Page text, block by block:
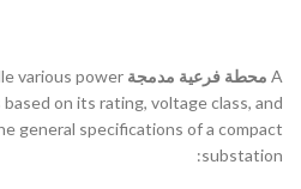
A محطة فرعية مدمجة various power
on its rating, voltage class, and
general specifications of a compact
substation: